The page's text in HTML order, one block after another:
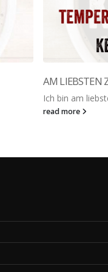
AM LIEBSTEN
Ich bin am
read more